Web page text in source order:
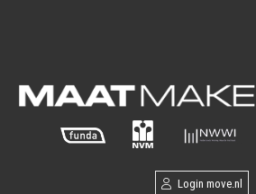
Login move.nl